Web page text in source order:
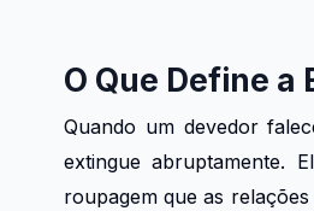
O Que Define a
Quando um devedor
extingue abruptamente.
roupagem que as